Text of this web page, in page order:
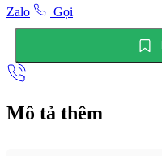
Zalo
Gọi
Mô tả thêm